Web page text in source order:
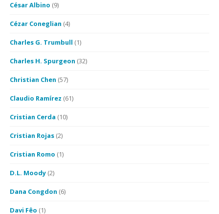
César Albino (9)
Cézar Coneglian (4)
Charles G. Trumbull (1)
Charles H. Spurgeon (32)
Christian Chen (57)
Claudio Ramírez (61)
Cristian Cerda (10)
Cristian Rojas (2)
Cristian Romo (1)
D.L. Moody (2)
Dana Congdon (6)
Davi Fêo (1)